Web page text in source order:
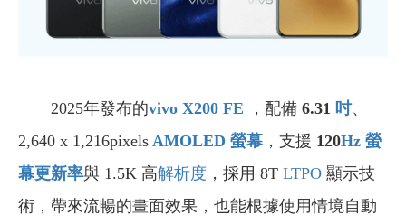
2025年發布的vivo X200 FE ，配備 6.31 吋、
2,640 x 1,216pixels AMOLED 螢幕 ，支援 120Hz 螢
幕更新率與 1.5K 高解析度 ，採用 8T LTPO 顯示技
術，帶來流暢的畫面效果，也能根據使用情境自動